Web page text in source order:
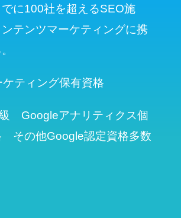
でに100社を超えるSEO施
テンツマーケティングに携
ティング保有資格
Googleアナリティクス個
その他Google認定資格多数